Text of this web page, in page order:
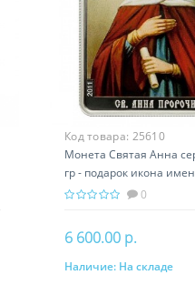
Код товара: 25610
Монета Святая Анна
гр - подарок икона
0
6 600.00 р.
В корзину
Наличие: На складе